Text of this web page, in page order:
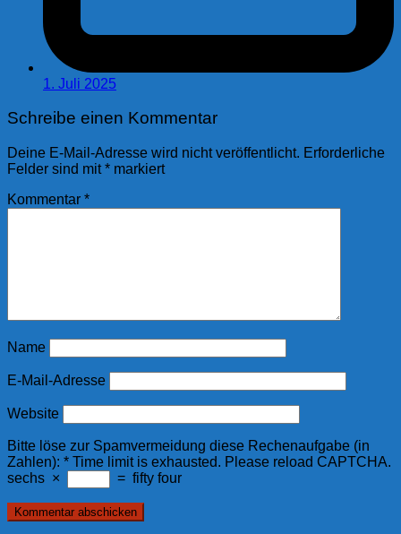
1. Juli 2025
Schreibe einen Kommentar
Deine E-Mail-Adresse wird nicht veröffentlicht. Erforderliche
Felder sind mit* markiert
Kommentar *
Name
E-Mail-Adresse
Website
Bitte löse zur Spamvermeidung diese Rechenaufgabe (in
Zahlen): * Time limit is exhausted. Please reload CAPTCHA.
sechs × = fifty four